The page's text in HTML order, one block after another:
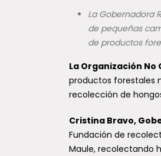
La Gobernadora
de pequeñas
de productos
La Organización
productos forestales
recolección de
Cristina Bravo,
Fundación de
Maule, recolectando